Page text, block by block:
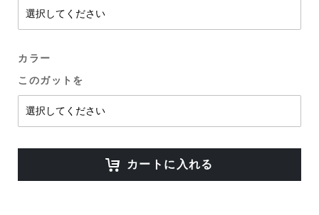
カラー
このガットを
カートに入れる